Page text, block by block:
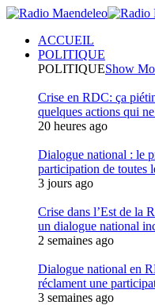
ACCUEIL
POLITIQUE
POLITIQUEShow
Crise en RDC: ça
quelques actions qui
20 heures ago
Dialogue national : le
participation de toutes
3 jours ago
Crise dans l’Est de la
un dialogue national
2 semaines ago
Dialogue national en
réclament une
3 semaines ago